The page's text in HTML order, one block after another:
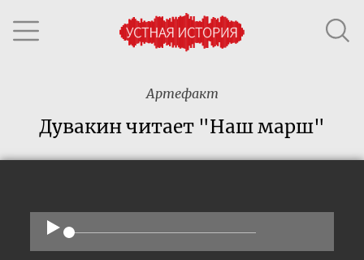
Артефакт
Дувакин читает "Наш марш"